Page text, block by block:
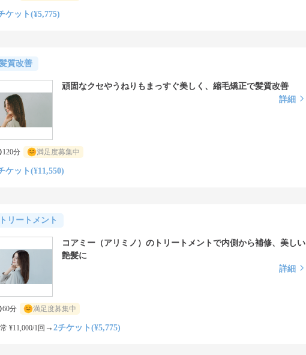
ケット(¥5,775)
質改善
頑固なクセやうねりもまっすぐ美しく、縮毛矯正で髪質改善
詳細
120分 満足度募集中
ケット(¥11,550)
リートメント
コアミー（アリミノ）のトリートメントで内側から補修、美しい
艶髪に
詳細
60分 満足度募集中
¥11,000/1回 → 2チケット(¥5,775)